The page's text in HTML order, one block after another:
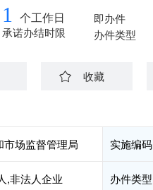
1 个工作日
承诺办结时限
即办件
办件类型
收藏
市场监督管理局 实施编码
,非法人企业 办件类型